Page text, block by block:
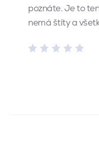
poznáte. Je to
nemá štíty a